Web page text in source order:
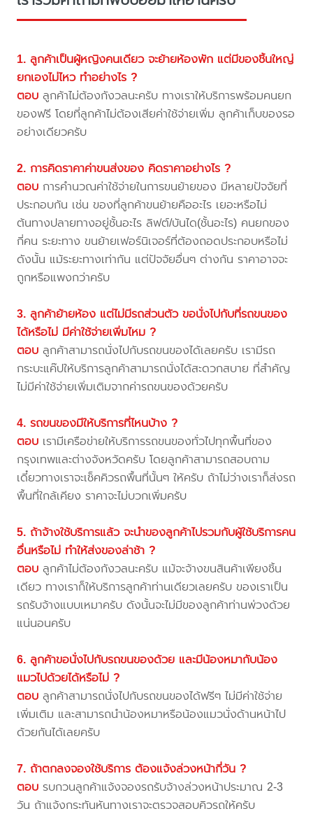
1. ลูกค้าเป็นผู้หญิงคนเดียว จะย้ายห้องพัก แต่มีของชิ้นใหญ่
ยกเองไม่ไหว ทำอย่างไร ?
ตอบ ลูกค้าไม่ต้องกังวลนะครับ ทางเราให้บริการพร้อมคนยก
ของฟรี โดยที่ลูกค้าไม่ต้องเสียค่าใช้จ่ายเพิ่ม ลูกค้าเก็บของรอ
อย่างเดียวครับ
2. การคิดราคาค่าขนส่งของ คิดราคาอย่างไร ?
ตอบ การคำนวณค่าใช้จ่ายในการขนย้ายของ มีหลายปัจจัยที่
ประกอบกัน เช่น ของที่ลูกค้าขนย้ายคืออะไร เยอะหรือไม่
ต้นทางปลายทางอยู่ชั้นอะไร ลิฟต์/บันได(ชั้นอะไร) คนยกของ
กี่คน ระยะทาง ขนย้ายเฟอร์นิเจอร์ที่ต้องถอดประกอบหรือไม่
ดังนั้น แม้ระยะทางเท่ากัน แต่ปัจจัยอื่นๆ ต่างกัน ราคาอาจจะ
ถูกหรือแพงกว่าครับ
3. ลูกค้าย้ายห้อง แต่ไม่มีรถส่วนตัว ขอนั่งไปกับที่รถขนของ
ได้หรือไม่ มีค่าใช้จ่ายเพิ่มไหม ?
ตอบ ลูกค้าสามารถนั่งไปกับรถขนของได้เลยครับ เรามีรถ
กระบะแค๊ปให้บริการลูกค้าสามารถนั่งได้สะดวกสบาย ที่สำคัญ
ไม่มีค่าใช้จ่ายเพิ่มเติมจากค่ารถขนของด้วยครับ
4. รถขนของมีให้บริการที่ไหนบ้าง ?
ตอบ เรามีเครือข่ายให้บริการรถขนของทั่วไปทุกพื้นที่ของ
กรุงเทพและต่างจังหวัดครับ โดยลูกค้าสามารถสอบถาม
เดี๋ยวทางเราจะเช็คคิวรถพื้นที่นั้นๆ ให้ครับ ถ้าไม่ว่างเราก็ส่งรถ
พื้นที่ใกล้เคียง ราคาจะไม่บวกเพิ่มครับ
5. ถ้าจ้างใช้บริการแล้ว จะนำของลูกค้าไปรวมกับผู้ใช้บริการคน
อื่นหรือไม่ ทำให้ส่งของล่าช้า ?
ตอบ ลูกค้าไม่ต้องกังวลนะครับ แม้จะจ้างขนสินค้าเพียงชิ้น
เดียว ทางเราก็ให้บริการลูกค้าท่านเดียวเลยครับ ของเราเป็น
รถรับจ้างแบบเหมาครับ ดังนั้นจะไม่มีของลูกค้าท่านพ่วงด้วย
แน่นอนครับ
6. ลูกค้าขอนั่งไปกับรถขนของด้วย และมีน้องหมากับน้อง
แมวไปด้วยได้หรือไม่ ?
ตอบ ลูกค้าสามารถนั่งไปกับรถขนของได้ฟรีๆ ไม่มีค่าใช้จ่าย
เพิ่มเติม และสามารถนำน้องหมาหรือน้องแมวนั่งด้านหน้าไป
ด้วยกันได้เลยครับ
7. ถ้าตกลงจองใช้บริการ ต้องแจ้งล่วงหน้ากี่วัน ?
ตอบ รบกวนลูกค้าแจ้งจองรถรับจ้างล่วงหน้าประมาณ 2-3
วัน ถ้าแจ้งกระทันหันทางเราจะตรวจสอบคิวรถให้ครับ